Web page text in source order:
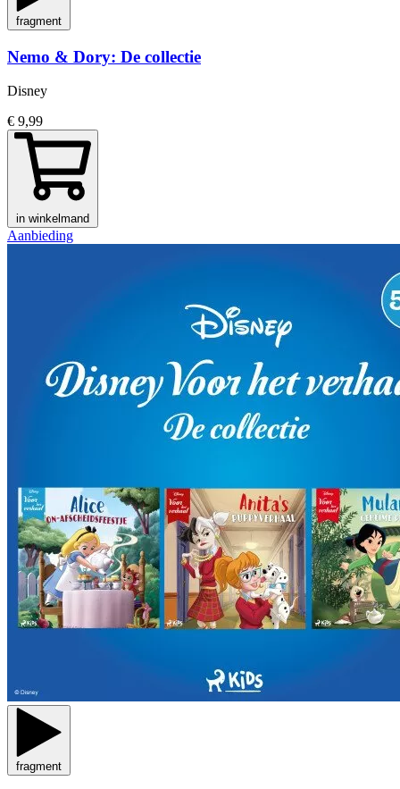
fragment
Nemo & Dory: De collectie
Disney
€ 9,99
in winkelmand
Aanbieding
fragment